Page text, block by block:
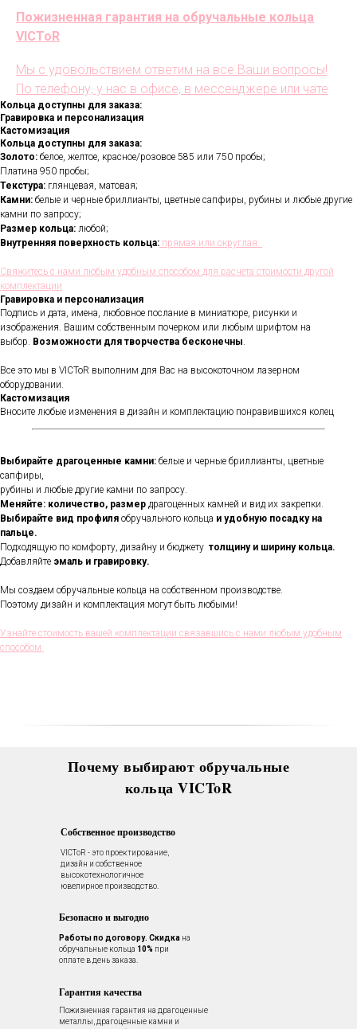
Пожизненная гарантия на обручальные кольца
VICToR
Мы с удовольствием ответим на все Ваши вопросы!
По телефону, у нас в офисе, в мессенджере или чате
Кольца доступны для заказа:
Гравировка и персонализация
Кастомизация
Кольца доступны для заказа:
Золото: белое, желтое, красное/розовое 585 или 750 пробы;
Платина 950 пробы;
Текстура: глянцевая, матовая;
Камни: белые и черные бриллианты, цветные сапфиры, рубины и любые другие
камни по запросу;
Размер кольца: любой;
Внутренняя поверхность кольца: прямая или округлая.
Свяжитесь с нами любым удобным способом для расчета стоимости другой
комплектации
Гравировка и персонализация
Подпись и дата, имена, любовное послание в миниатюре, рисунки и
изображения. Вашим собственным почерком или любым шрифтом на
выбор. Возможности для творчества бесконечны.
Все это мы в VICToR выполним для Вас на высокоточном лазерном
оборудовании.
Кастомизация
Вносите любые изменения в дизайн и комплектацию понравившихся колец
Выбирайте драгоценные камни: белые и черные бриллианты, цветные
сапфиры,
рубины и любые другие камни по запросу.
Меняйте: количество, размер драгоценных камней и вид их закрепки.
Выбирайте вид профиля обручального кольца и удобную посадку на
пальце.
Подходящую по комфорту, дизайну и бюджету толщину и ширину кольца.
Добавляйте эмаль и гравировку.
Мы создаем обручальные кольца на собственном производстве.
Поэтому дизайн и комплектация могут быть любыми!
Узнайте стоимость вашей комплектации связавшись с нами любым удобным
способом
VICToR - это проектирование,
дизайн и собственное
высокотехнологичное
ювелирное производство.
Работы по договору. Скидка на
обручальные кольца 10% при
оплате в день заказа.
Собственное производство
Безопасно и выгодно
Гарантия качества
Пожизненная гарантия на драгоценные
металлы, драгоценные камни и
Почему выбирают обручальные
кольца VICToR
В течении всего срока службы
обручальных колец, мы будем
чистка, полировка, изменение